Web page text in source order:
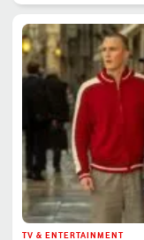
TV & ENTERTAINMENT